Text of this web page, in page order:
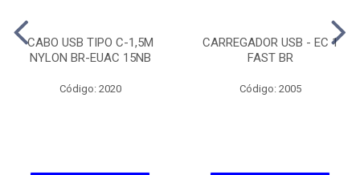
CABO USB TIPO C-1,5M
NYLON BR-EUAC 15NB
Código: 2020
CARREGADOR USB - EC 1
FAST BR
Código: 2005